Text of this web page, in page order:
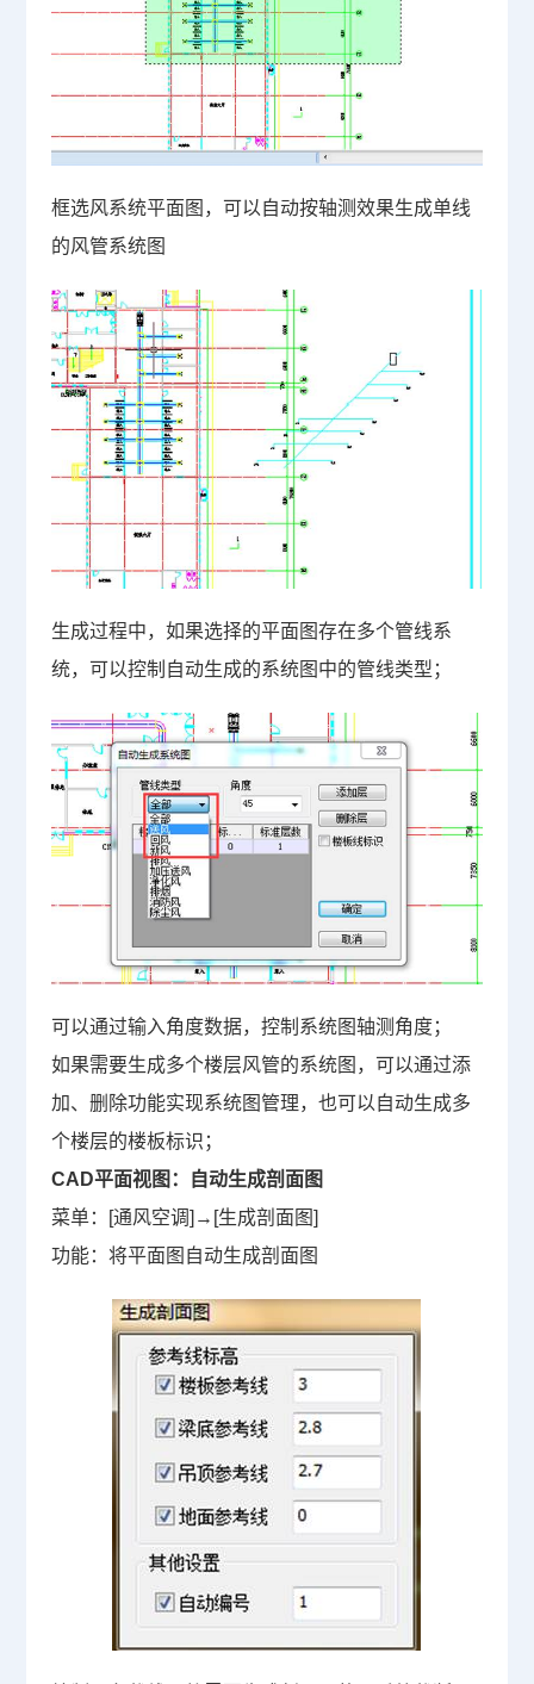
框选风系统平面图，可以自动按轴测效果生成单线
的风管系统图
生成过程中，如果选择的平面图存在多个管线系
统，可以控制自动生成的系统图中的管线类型；
可以通过输入角度数据，控制系统图轴测角度；
如果需要生成多个楼层风管的系统图，可以通过添
加、删除功能实现系统图管理，也可以自动生成多
个楼层的楼板标识；
CAD平面视图：自动生成剖面图
菜单：
[通风空调] → [生成剖面图]
功能：将平面图自动生成剖面图